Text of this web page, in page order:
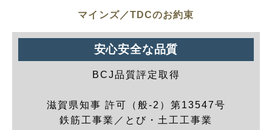
マインズ／TDCのお約束
安心安全な品質
BCJ品質評定取得
滋賀県知事 許可（般-2）第13547号
鉄筋工事業／とび・土工工事業